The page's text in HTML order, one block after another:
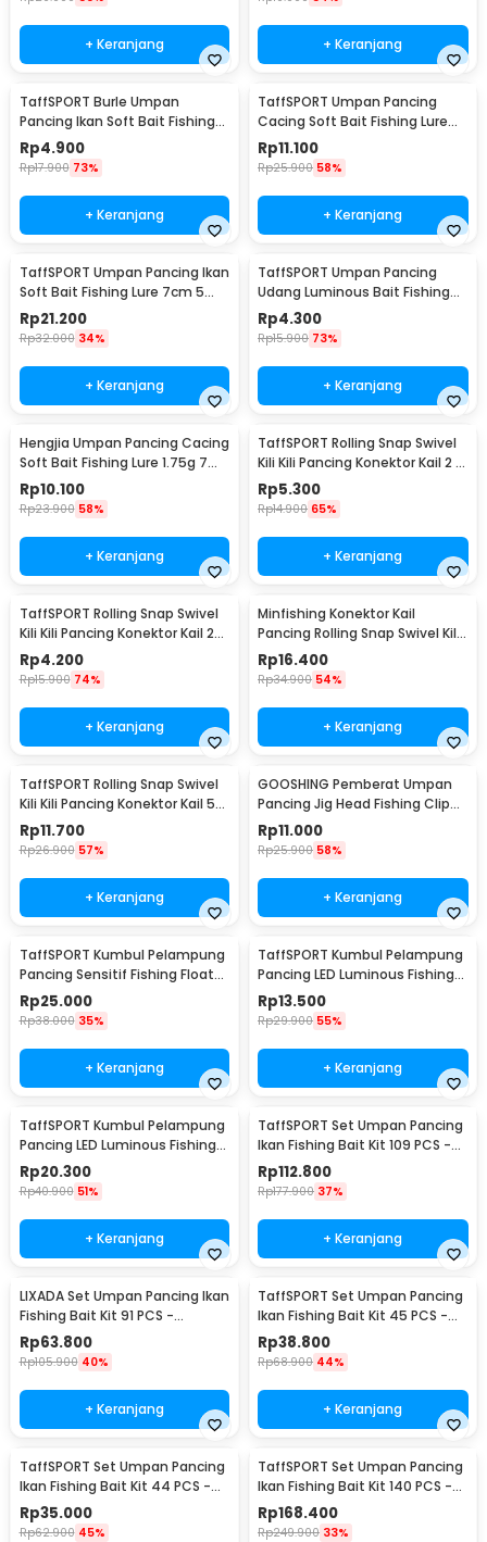
+ Keranjang + Keranjang
TaffSPORT Burle Umpan
Pancing Ikan Soft Bait Fishing
Lure 7cm 10PCS - L72
Rp4.900
Rp17.900 73%
+ Keranjang
TaffSPORT Umpan Pancing
Cacing Soft Bait Fishing Lure
1.75g 7 PCS
Rp11.100
Rp25.900 58%
+ Keranjang
TaffSPORT Umpan Pancing Ikan
Soft Bait Fishing Lure 7cm 5
PCS - TY-BA58
Rp21.200
Rp32.000 34%
+ Keranjang
TaffSPORT Umpan Pancing
Udang Luminous Bait Fishing
Lure 8cm
Rp4.300
Rp15.900 73%
+ Keranjang
Hengjia Umpan Pancing Cacing
Soft Bait Fishing Lure 1.75g 7
PCS
Rp10.100
Rp23.900 58%
+ Keranjang
TaffSPORT Rolling Snap Swivel
Kili Kili Pancing Konektor Kail 2 8
PCS - S20
Rp5.300
Rp14.900 65%
+ Keranjang
TaffSPORT Rolling Snap Swivel
Kili Kili Pancing Konektor Kail 2
10 PCS - S20
Rp4.200
Rp15.900 74%
+ Keranjang
Minfishing Konektor Kail
Pancing Rolling Snap Swivel Kili
100 PCS 6# - YH12
Rp16.400
Rp34.900 54%
+ Keranjang
TaffSPORT Rolling Snap Swivel
Kili Kili Pancing Konektor Kail 50
PCS Size 12 - MRH10
Rp11.700
Rp26.900 57%
+ Keranjang
GOOSHING Pemberat Umpan
Pancing Jig Head Fishing Clip
0.2-2g 106 PCS
Rp11.000
Rp25.900 58%
+ Keranjang
TaffSPORT Kumbul Pelampung
Pancing Sensitif Fishing Float
10 PCS - P016
Rp25.000
Rp38.000 35%
+ Keranjang
TaffSPORT Kumbul Pelampung
Pancing LED Luminous Fishing
Float 1 PCS - YD03
Rp13.500
Rp29.900 55%
+ Keranjang
TaffSPORT Kumbul Pelampung
Pancing LED Luminous Fishing
Float 1 PCS - DS-10
Rp20.300
Rp40.900 51%
+ Keranjang
TaffSPORT Set Umpan Pancing
Ikan Fishing Bait Kit 109 PCS -
DWS250-A
Rp112.800
Rp177.900 37%
+ Keranjang
LIXADA Set Umpan Pancing Ikan
Fishing Bait Kit 91 PCS -
DWS250-B
Rp63.800
Rp105.900 40%
+ Keranjang
TaffSPORT Set Umpan Pancing
Ikan Fishing Bait Kit 45 PCS -
DWS250-C
Rp38.800
Rp68.900 44%
+ Keranjang
TaffSPORT Set Umpan Pancing
Ikan Fishing Bait Kit 44 PCS -
DWS250-D
Rp35.000
Rp62.900 45%
TaffSPORT Set Umpan Pancing
Ikan Fishing Bait Kit 140 PCS -
DWS250-E
Rp168.400
Rp249.900 33%